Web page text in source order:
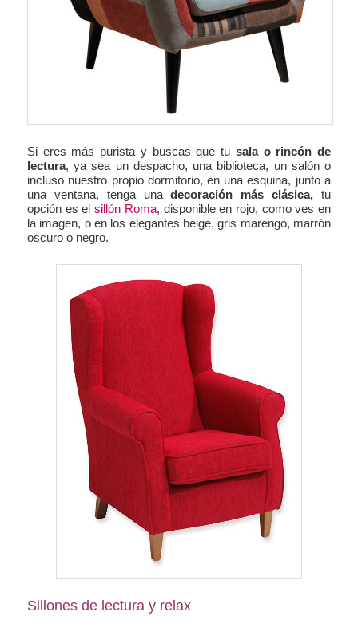
Si eres más purista y buscas que tu sala o rincón de
lectura, ya sea un despacho, una biblioteca, un salón o
incluso nuestro propio dormitorio, en una esquina, junto a
una ventana, tenga unadecoración más clásica, tu
opción es elsillón Roma, disponible en rojo, como ves en
la imagen, o en los elegantes beige, gris marengo, marrón
oscuro o negro.
Sillones de lectura y relax